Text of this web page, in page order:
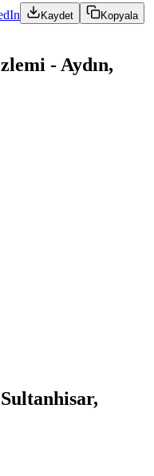
Kaydet Kopyala
- Aydın,